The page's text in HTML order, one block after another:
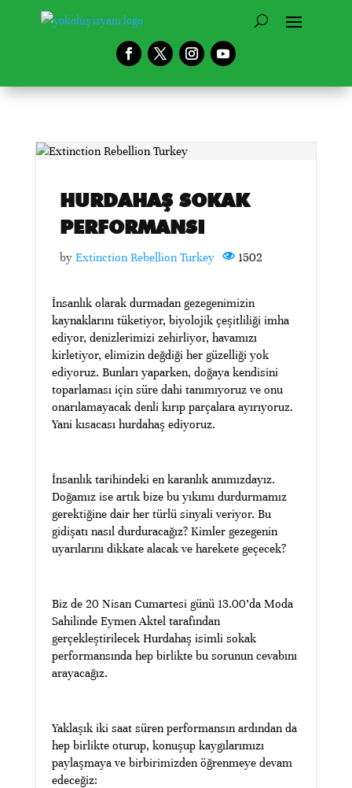
HURDAHAŞ SOKAK
PERFORMANSI
by Extinction Rebellion Turkey 1502
İnsanlık olarak durmadan gezegenimizin
kaynaklarını tüketiyor, biyolojik çeşitliliği imha
ediyor, denizlerimizi zehirliyor, havamızı
kirletiyor, elimizin değdiği her güzelliği yok
ediyoruz. Bunları yaparken, doğaya kendisini
toparlaması için süre dahi tanımıyoruz ve onu
onarılamayacak denli kırıp parçalara ayırıyoruz.
Yani kısacası hurdahaş ediyoruz.
İnsanlık tarihindeki en karanlık anımızdayız.
Doğamız ise artık bize bu yıkımı durdurmamız
gerektiğine dair her türlü sinyali veriyor. Bu
gidişatı nasıl durduracağız? Kimler gezegenin
uyarılarını dikkate alacak ve harekete geçecek?
Biz de 20 Nisan Cumartesi günü 13.00’da Moda
Sahilinde Eymen Aktel tarafından
gerçekleştirilecek Hurdahaş isimli sokak
performansında hep birlikte bu sorunun cevabını
arayacağız.
Yaklaşık iki saat süren performansın ardından da
hep birlikte oturup, konuşup kaygılarımızı
paylaşmaya ve birbirimizden öğrenmeye devam
edeceğiz: